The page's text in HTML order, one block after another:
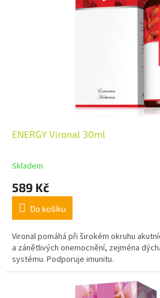
ENERGY Vironal 30ml
Skladem
589 Kč
Do košíku
Vironal pomáhá při širokém okruhu
a zánětlivých onemocnění, zejména
systému. Podporuje imunitu.